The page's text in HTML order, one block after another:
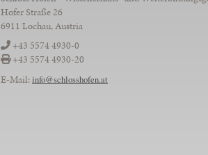
Hofer Straße 26
6911 Lochau, Austria
+43 5574 4930-0
+43 5574 4930-20
E-Mail: info@schlosshofen.at